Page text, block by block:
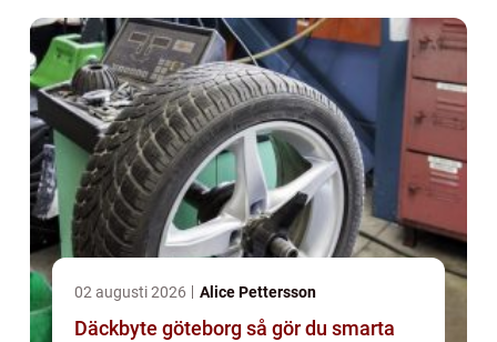
02 augusti 2026 Alice Pettersson
Däckbyte göteborg så gör du smarta